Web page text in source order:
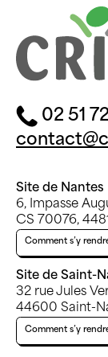
02 51
Site de Nantes
6, Impasse
CS 70076,
Site de Saint-
32 rue Jules
44600 Saint-